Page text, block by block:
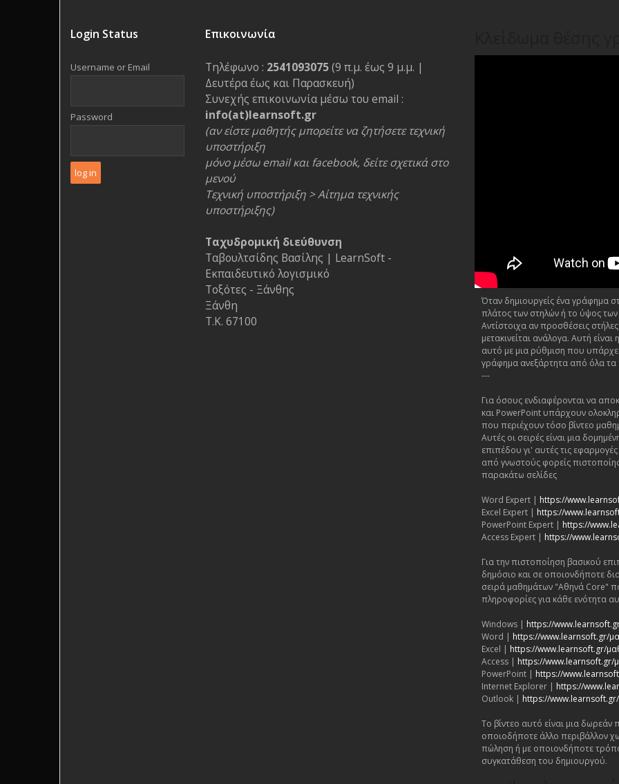
Login Status
Username or Email
Password
Επικοινωνία
Τηλέφωνο : 2541093075(9 π.μ. έως 9 μ.μ. |
Δευτέρα έως και Παρασκευή)
Συνεχής επικοινωνία μέσω του email :
info(at)learnsoft.gr
(αν είστε μαθητής μπορείτε να ζητήσετε τεχνική
υποστήριξη
μόνο μέσω email και facebook, δείτε σχετικά στο
μενού
Τεχνική υποστήριξη > Αίτημα τεχνικής
υποστήριξης)
Ταχυδρομική διεύθυνση
Ταβουλτσίδης Βασίλης | LearnSoft -
Εκπαιδευτικό λογισμικό
Τοξότες - Ξάνθης
Ξάνθη
Τ.Κ. 67100
Όταν δημιουργείς ένα γράφημα
πλάτος των στηλών ή το ύψος
Αντίστοιχα αν προσθέσεις
μετακινείται ανάλογα. Αυτή
αυτό με μια ρύθμιση που
γράφημα ανεξάρτητα από όλα
---
Για όσους ενδιαφέρονται να
και PowerPoint υπάρχουν
που περιέχουν τόσο βίντεο
Αυτές οι σειρές είναι μια
επιπέδου γι' αυτές τις
από γνωστούς φορείς
παρακάτω σελίδες
Word Expert | https://
Excel Expert | https://
PowerPoint Expert | https://
Access Expert | https://
Για την πιστοποίηση βασικού
δημόσιο και σε οποιονδήποτε
σειρά μαθημάτων "Αθηνά Core"
πληροφορίες για κάθε ενότητα
Windows | https://
Word | https://www.learnsoft.gr/
Excel | https://www.learnsoft.gr/
Access | https://www.learnsoft.gr/
PowerPoint | https://
Internet Explorer | https://
Outlook | https://
Το βίντεο αυτό είναι μια
οποιοδήποτε άλλο περιβάλλον
πώληση ή με οποιονδήποτε
συγκατάθεση του δημιουργού.